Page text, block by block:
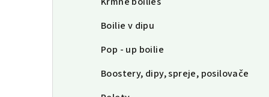
Boilie v dipu
Pop - up boilie
Boostery, dipy, spreje, posilovače